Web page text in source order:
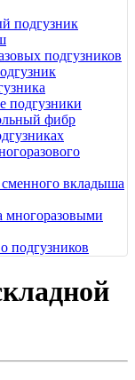
подгузник
подгузников
подгузники
фибр
вкладыша
многоразовыми
подгузников